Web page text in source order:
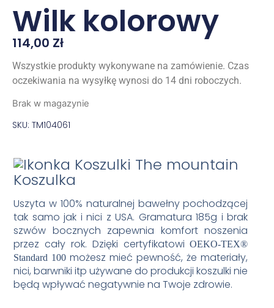
Wilk kolorowy
114,00 Zł
Wszystkie produkty wykonywane na zamówienie. Czas
oczekiwania na wysyłkę wynosi do 14 dni roboczych.
Brak w magazynie
SKU: TM104061
Koszulka
Uszyta w 100% naturalnej bawełny pochodzącej
tak samo jak i nici z USA. Gramatura 185g i brak
szwów bocznych zapewnia komfort noszenia
przez cały rok. Dzięki certyfikatowiOEKO-TEX®
Standard 100możesz mieć pewność, że materiały,
nici, barwniki itp używane do produkcji koszulki nie
będą wpływać negatywnie na Twoje zdrowie.